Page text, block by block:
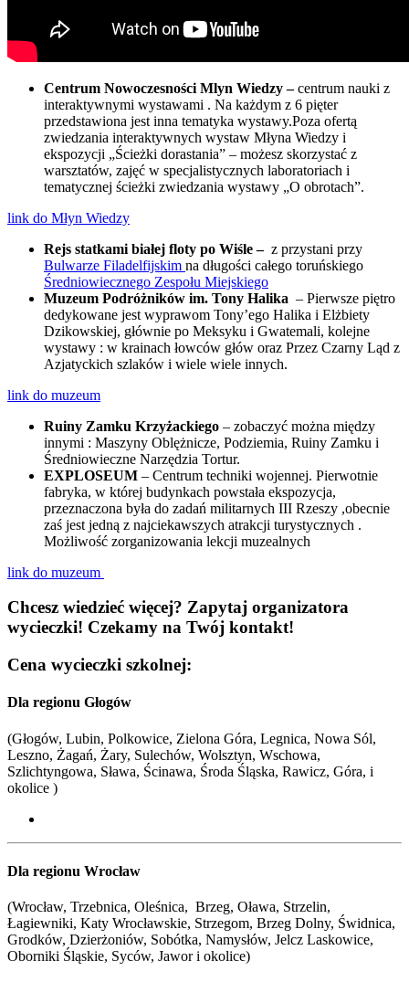
Centrum Nowoczesności Mlyn Wiedzy –centrum nauki z
interaktywnymi wystawami . Na każdym z 6 pięter
przedstawiona jest inna tematyka wystawy.Poza ofertą
zwiedzania interaktywnych wystaw Młyna Wiedzy i
ekspozycji „Ścieżki dorastania” – możesz skorzystać z
warsztatów, zajęć w specjalistycznych laboratoriach i
tematycznej ścieżki zwiedzania wystawy „O obrotach”.
link do Młyn Wiedzy
Rejs statkami białej floty po Wiśle – z przystani przy
Bulwarze Filadelfijskim na długości całego toruńskiego
Średniowiecznego Zespołu Miejskiego
Muzeum Podróżników im. Tony Halika – Pierwsze piętro
dedykowane jest wyprawom Tony’ego Halika i Elżbiety
Dzikowskiej, głównie po Meksyku i Gwatemali, kolejne
wystawy : w krainach łowców głów oraz Przez Czarny Ląd z
Azjatyckich szlaków i wiele wiele innych.
link do muzeum
Ruiny Zamku Krzyżackiego – zobaczyć można między
innymi : Maszyny Oblężnicze, Podziemia, Ruiny Zamku i
Średniowieczne Narzędzia Tortur.
EXPLOSEUM – Centrum techniki wojennej. Pierwotnie
fabryka, w której budynkach powstała ekspozycja,
przeznaczona była do zadań militarnych III Rzeszy ,obecnie
zaś jest jedną z najciekawszych atrakcji turystycznych .
Możliwość zorganizowania lekcji muzealnych
link do muzeum
Chcesz wiedzieć więcej? Zapytaj organizatora
wycieczki! Czekamy na Twój kontakt!
Cena wycieczki szkolnej:
Dla regionu Głogów
(Głogów, Lubin, Polkowice, Zielona Góra, Legnica, Nowa Sól,
Leszno, Żagań, Żary, Sulechów, Wolsztyn, Wschowa,
Szlichtyngowa, Sława, Ścinawa, Środa Śląska, Rawicz, Góra, i
okolice )
Dla regionu Wrocław
(Wrocław, Trzebnica, Oleśnica, Brzeg, Oława, Strzelin,
Łagiewniki, Katy Wrocławskie, Strzegom, Brzeg Dolny, Świdnica,
Grodków, Dzierżoniów, Sobótka, Namysłów, Jelcz Laskowice,
Oborniki Śląskie, Syców, Jawor i okolice)